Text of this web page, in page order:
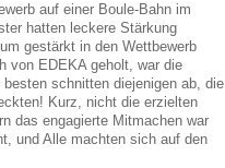
auf einer Boule-Bahn im
hatten leckere Stärkung
gestärkt in den Wettbewerb
von EDEKA geholt, war die
schnitten diejenigen ab, die
Kurz, nicht die erzielten
das engagierte Mitmachen war
und Alle machten sich auf den